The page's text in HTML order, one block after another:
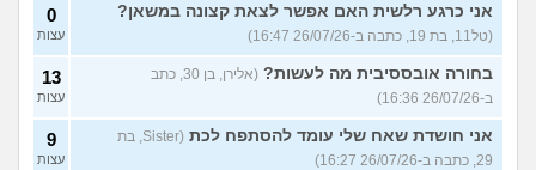
אני כרגע רלשית האם אפשר לצאת קצונה במשאן?
(טל11, בת 19, כתבה ב-26/07/26 16:47)
0
עצות
בחורה אובססיבית מה לעשות?
(אלירן, בן 30, כתב
ב-26/07/26 16:36)
13
עצות
אני חושדת שאח שלי עומד להסתפח לכת
(Sister, בת
29, כתבה ב-26/07/26 16:27)
9
עצות